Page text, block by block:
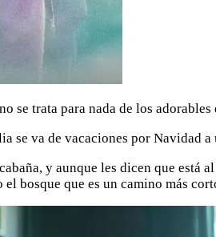
se trata para nada de los
se va de vacaciones por Navidad
y aunque les dicen que está
bosque que es un camino más